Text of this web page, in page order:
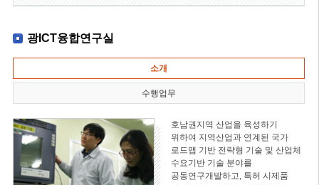
광ICT융합연구실
소개
수행업무
호남권지역 산업을 육성하기
위하여 지역산업과 연계된 국가
로드맵 기반 전략형 기술 및 산업체
수요기반 기술 분야를
공동연구개발하고, 특허 시제품